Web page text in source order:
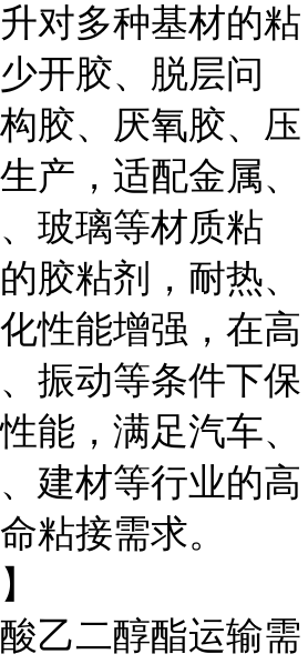
对多种基材的粘
开胶、脱层问
胶、厌氧胶、压
产，适配金属、
玻璃等材质粘
胶粘剂，耐热、
性能增强，在高
振动等条件下保
能，满足汽车、
建材等行业的高
粘接需求。
乙二醇酯运输需